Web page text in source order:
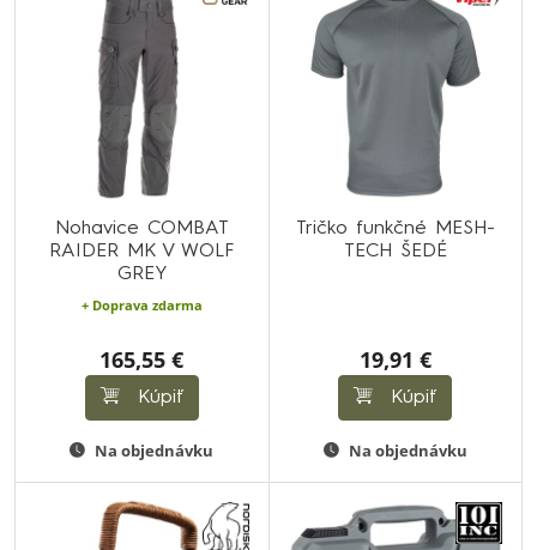
Nohavice COMBAT
RAIDER MK V WOLF
GREY
+ Doprava zdarma
165,55 €
Kúpiť
Na objednávku
Tričko funkčné MESH-
TECH ŠEDÉ
19,91 €
Kúpiť
Na objednávku